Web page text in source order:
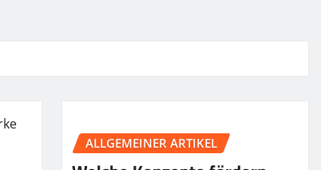
ALLGEMEINER ARTIKEL